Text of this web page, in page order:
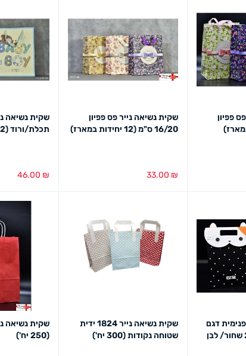
פפיון
שקית נשיאה נייר פס פפיון
16/20 ס"מ (12 יחידות במארז)
33.00 ₪
תכלת/ורוד (12 במארז)
46.00 ₪
דגם
חתול 26.5/19+9 שחור/ לבן
שקית נשיאה נייר 1824 ידית
שטוחה נקודות (300 יח')
(250 יח')